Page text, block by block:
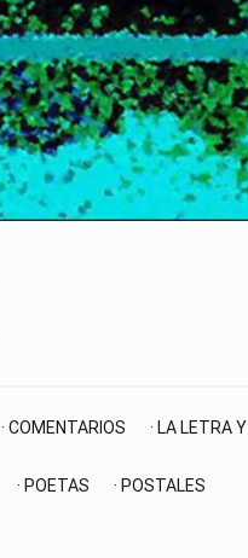
· COMENTARIOS · LA LETRA
· POETAS · POSTALES